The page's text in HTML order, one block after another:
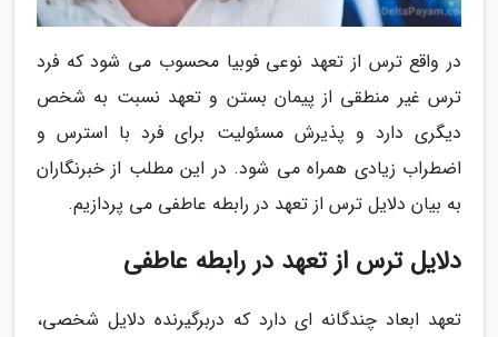
در واقع ترس از تعهد نوعی فوبیا محسوب می شود که فرد
ترس غیر منطقی از پیمان بستن و تعهد نسبت به شخص
دیگری دارد و پذیرش مسئولیت برای فرد با استرس و
اضطراب زیادی همراه می شود. در این مطلب از خبرنگاران
به بیان دلایل ترس از تعهد در رابطه عاطفی می پردازیم.
دلایل ترس از تعهد در رابطه عاطفی
تعهد ابعاد چندگانه ای دارد که دربرگیرنده دلایل شخصی،